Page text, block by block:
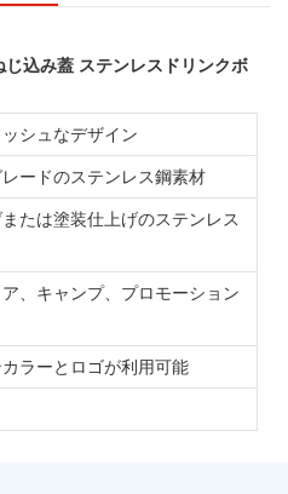
込み蓋 ステンレスドリンクボ
シュなデザイン
ードのステンレス鋼素材
たは塗装仕上げのステンレス
、キャンプ、プロモーション
ラーとロゴが利用可能